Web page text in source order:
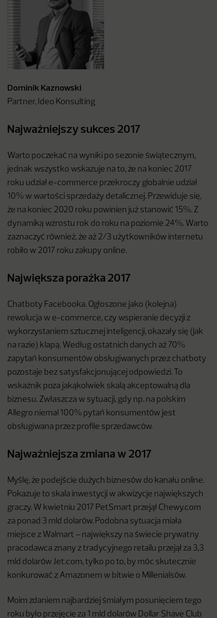
Dominik Kaznowski
Partner, Ideo Konsulting
Najważniejszy sukces 2017
Warto poczekać na wyniki po sezonie świątecznym,
jednak wszystko wskazuje na to, że na koniec 2017
roku udział e-commerce przekroczy globalnie udział
10% w wartości sprzedaży detalicznej. Przewiduje się,
że na koniec 2020 roku powinien już stanowić 15%. Z
dynamiką wzrostu rok do roku na poziomie 24%. Warto
zaznaczyć również, że aż 2/3 użytkowników internetu
robiło w 2017 roku zakupy online.
Największa porażka 2017
Chatboty Facebooka. Ogłoszone jako (kolejna)
rewolucja w e-commerce, czy wspieranie decyzji z
wykorzystaniem sztucznej inteligencji, okazały się (jak
na razie) klapą. Według ostatnich danych aż 70%
zapytań konsumentów obsługiwanych przez chatboty
pozostaje bez satysfakcjonującej odpowiedzi. To
wskaźnik poza jakąkolwiek skalą akceptowalną dla
biznesu. Zwłaszcza w sytuacji, gdy np. na polskim
Allegro niemal 100% pytań konsumentów jest
obsługiwana przez profile sprzedawców.
Najważniejsza zmiana w 2017
Myślę, że podejście dużych biznesów do kanału online.
Pokazuje to skala inwestycji w akwizycje największych
graczy. W kwietniu 2017 PetSmart przejął Chewy.com
za ponad 3 mld dolarów. Podobna sytuacja miała
miejsce z Walmart – największy na świecie prywatny
pracodawca znany z tradycyjnego retailu przejął za 3,3
mld dolarów Jet.com, tylko po to, by móc skutecznie
konkurować z Amazonem w bitwie o Millenialsów.
Moim zdaniem najbardziej śmiałym posunięciem tego
roku było przejęcie za 1 mld dolarów Dollar Shave Club